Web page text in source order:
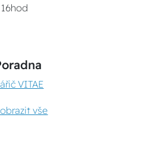
VITAE
vše